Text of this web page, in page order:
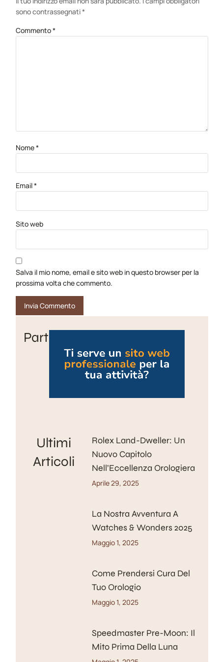
sono contrassegnati*
Commento*
Nome*
Email*
Sito web
Salva il mio nome, email e sito web in questo browser per la
prossima volta che commento.
Partner
Ultimi
Articoli
Rolex Land-Dweller: Un
Nuovo Capitolo
Nell’Eccellenza Orologiera
Aprile 29, 2025
La Nostra Avventura A
Watches & Wonders 2025
Maggio 1, 2025
Come Prendersi Cura Del
Tuo Orologio
Maggio 1, 2025
Speedmaster Pre-Moon: Il
Mito Prima Della Luna